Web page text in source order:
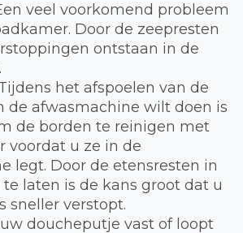
veel voorkomend probleem
Door de zeepresten
ontstaan in de
het afspoelen van de
de afwasmachine wilt doen is
de borden te reinigen met
voordat u ze in de
legt. Door de etensresten in
laten is de kans groot dat u
sneller verstopt.
doucheputje vast of loopt